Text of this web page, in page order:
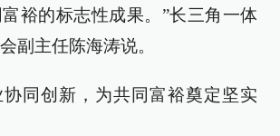
裕的标志性成果。”长三角一体
副主任陈海涛说。
同创新，为共同富裕奠定坚实